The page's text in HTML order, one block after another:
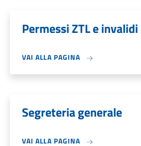
Permessi ZTL e invalidi
VAI ALLA PAGINA
Segreteria generale
VAI ALLA PAGINA